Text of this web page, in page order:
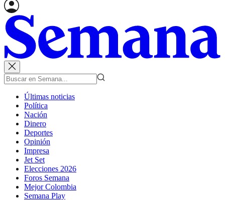
Últimas noticias
Política
Nación
Dinero
Deportes
Opinión
Impresa
Jet Set
Elecciones 2026
Foros Semana
Mejor Colombia
Semana Play